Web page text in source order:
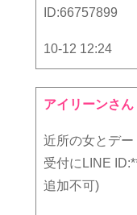
ID:66757899
10-12 12:24
アイリーンさん
近所の女とデ
受付にLINE
追加不可)